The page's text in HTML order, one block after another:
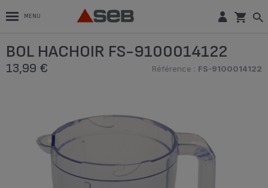
MENU
BOL HACHOIR FS-9100014122
Référence : FS-9100014122
13,99 €